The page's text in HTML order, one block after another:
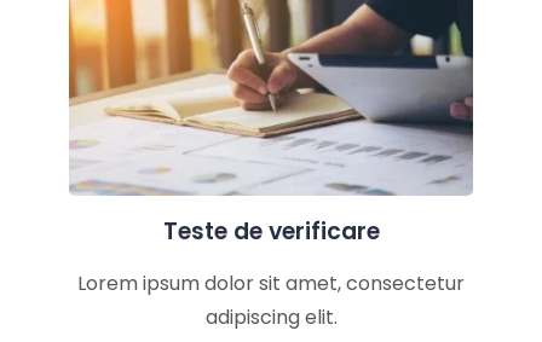
Teste de verificare
Lorem ipsum dolor sit amet, consectetur
adipiscing elit.